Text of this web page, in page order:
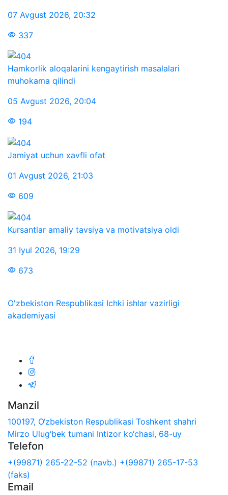
07 Avgust 2026, 20:32
337
Hamkorlik aloqalarini kengaytirish masalalari
muhokama qilindi
05 Avgust 2026, 20:04
194
Jamiyat uchun xavfli ofat
01 Avgust 2026, 21:03
609
Kursantlar amaliy tavsiya va motivatsiya oldi
31 Iyul 2026, 19:29
673
O'zbekiston Respublikasi Ichki ishlar vazirligi
akademiyasi
Manzil
100197, O‘zbekiston Respublikasi Toshkent shahri
Mirzo Ulug‘bek tumani Intizor ko‘chasi, 68-uy
Telefon
+(99871) 265-22-52 (navb.) +(99871) 265-17-53
(faks)
Email